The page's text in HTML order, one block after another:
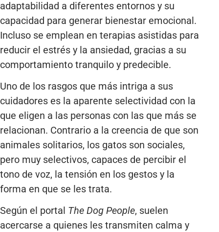
adaptabilidad a diferentes entornos y su
capacidad para generar bienestar emocional.
Incluso se emplean en terapias asistidas para
reducir el estrés y la ansiedad, gracias a su
comportamiento tranquilo y predecible.
Uno de los rasgos que más intriga a sus
cuidadores es la aparente selectividad con la
que eligen a las personas con las que más se
relacionan. Contrario a la creencia de que son
animales solitarios, los gatos son sociales,
pero muy selectivos, capaces de percibir el
tono de voz, la tensión en los gestos y la
forma en que se les trata.
Según el portal The Dog People, suelen
acercarse a quienes les transmiten calma y